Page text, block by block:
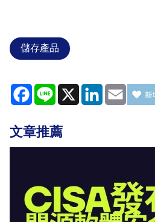
儲存產品
Facebook
Line X LinkedIn
Email
文章推薦